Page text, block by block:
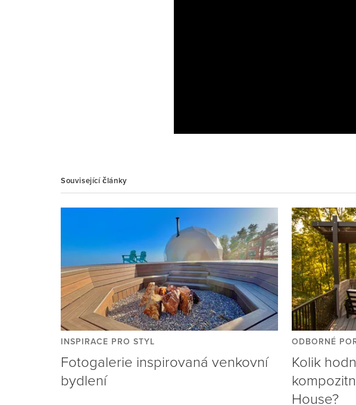
Související články
INSPIRACE PRO STYL
Fotogalerie inspirovaná venkovní
bydlení
ODBORNÉ
Kolik
House?